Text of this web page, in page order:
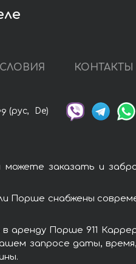
КОНТАКТЫ
(рус, De)
заказать и
Порше снабжены
аренду Порше 911
запросе даты,